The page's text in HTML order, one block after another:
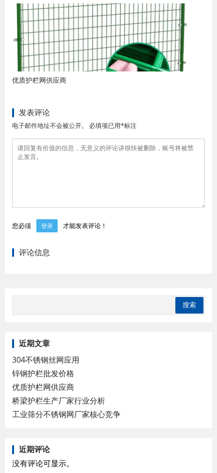
优质护栏网供应商
发表评论
电子邮件地址不会被公开。 必填项已用*标注
您必须 登录 才能发表评论！
评论信息
近期文章
304不锈钢丝网应用
锌钢护栏批发价格
优质护栏网供应商
桥梁护栏生产厂家行业分析
工业筛分不锈钢网厂家核心竞争
近期评论
没有评论可显示。